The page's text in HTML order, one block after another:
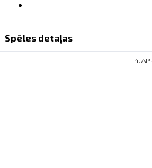
Spēles detaļas
4.